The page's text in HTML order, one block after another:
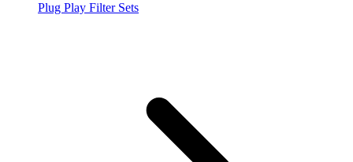
Plug Play Filter Sets